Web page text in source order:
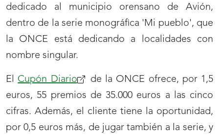
dedicado al municipio orensano de Avión,
dentro de la serie monográfica 'Mi pueblo', que
la ONCE está dedicando a localidades con
nombre singular.
El Cupón Diario
de la ONCE ofrece, por 1,5
euros, 55 premios de 35.000 euros a las cinco
cifras. Además, el cliente tiene la oportunidad,
por 0,5 euros más, de jugar también a la serie, y